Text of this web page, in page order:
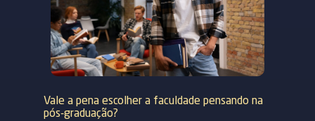
Vale a pena escolher a faculdade pensando na
pós-graduação?